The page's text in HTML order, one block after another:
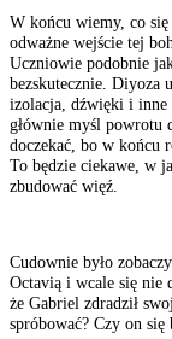
W końcu wiemy, co się
odważne wejście tej
Uczniowie podobnie
bezskutecznie. Diyoza
izolacja, dźwięki i inne
głównie myśl powrotu
doczekać, bo w końcu
To będzie ciekawe, w
zbudować więź.
Cudownie było
Octavią i wcale się nie
że Gabriel zdradził
spróbować? Czy on